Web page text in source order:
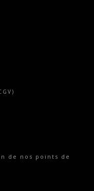
de nos points de